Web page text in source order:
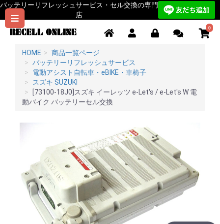
バッテリーリフレッシュサービス・セル交換の専門
店
0
HOME
商品一覧ページ
バッテリーリフレッシュサービス
電動アシスト自転車・eBIKE・車椅子
スズキ SUZUKI
[73100-18J0]スズキ イーレッツ e-Let's / e-Let's W 電
動バイク バッテリーセル交換